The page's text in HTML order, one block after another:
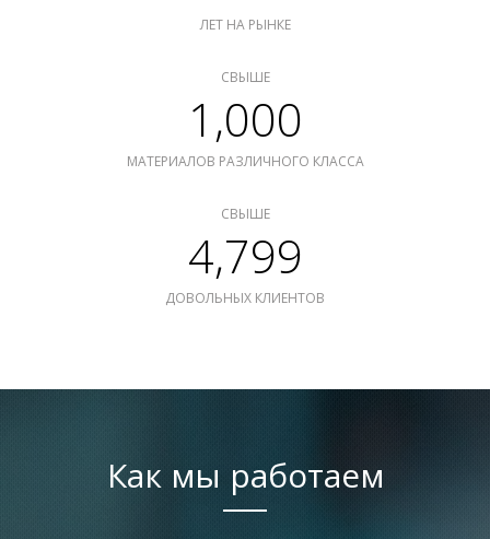
ЛЕТ НА РЫНКЕ
СВЫШЕ
1,000
МАТЕРИАЛОВ РАЗЛИЧНОГО КЛАССА
СВЫШЕ
4,799
ДОВОЛЬНЫХ КЛИЕНТОВ
Как мы работаем